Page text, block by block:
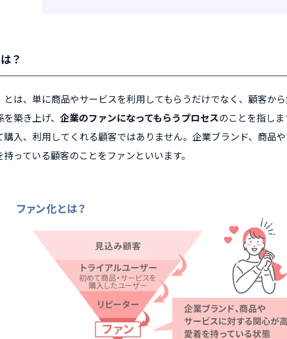
？
とは、単に商品やサービスを利用してもらうだけでなく、顧客か
築き上げ、 企業のファンになってもらうプロセスのことを指し
購入、利用してくれる顧客ではありません。企業ブランド、商品
っている顧客のことをファンといいます。